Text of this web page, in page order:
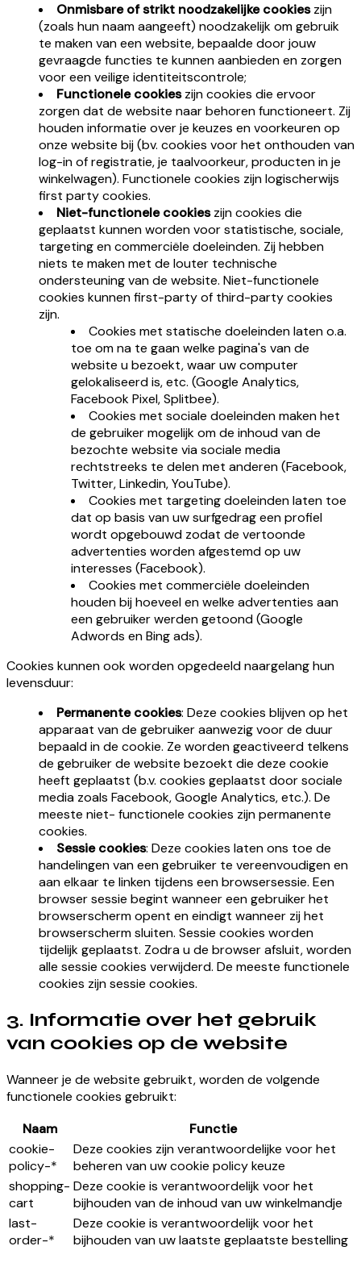
Onmisbare of strikt noodzakelijke cookieszijn
(zoals hun naam aangeeft) noodzakelijk om gebruik
te maken van een website, bepaalde door jouw
gevraagde functies te kunnen aanbieden en zorgen
voor een veilige identiteitscontrole;
Functionele cookieszijn cookies die ervoor
zorgen dat de website naar behoren functioneert. Zij
houden informatie over je keuzes en voorkeuren op
onze website bij (bv. cookies voor het onthouden van
log-in of registratie, je taalvoorkeur, producten in je
winkelwagen). Functionele cookies zijn logischerwijs
first party cookies.
Niet-functionele cookieszijn cookies die
geplaatst kunnen worden voor statistische, sociale,
targeting en commerciële doeleinden. Zij hebben
niets te maken met de louter technische
ondersteuning van de website. Niet-functionele
cookies kunnen first-party of third-party cookies
zijn.
Cookies met statische doeleinden laten o.a.
toe om na te gaan welke pagina's van de
website u bezoekt, waar uw computer
gelokaliseerd is, etc. (Google Analytics,
Facebook Pixel, Splitbee).
Cookies met sociale doeleinden maken het
de gebruiker mogelijk om de inhoud van de
bezochte website via sociale media
rechtstreeks te delen met anderen (Facebook,
Twitter, Linkedin, YouTube).
Cookies met targeting doeleinden laten toe
dat op basis van uw surfgedrag een profiel
wordt opgebouwd zodat de vertoonde
advertenties worden afgestemd op uw
interesses (Facebook).
Cookies met commerciële doeleinden
houden bij hoeveel en welke advertenties aan
een gebruiker werden getoond (Google
Adwords en Bing ads).
Cookies kunnen ook worden opgedeeld naargelang hun
levensduur:
Permanente cookies: Deze cookies blijven op het
apparaat van de gebruiker aanwezig voor de duur
bepaald in de cookie. Ze worden geactiveerd telkens
de gebruiker de website bezoekt die deze cookie
heeft geplaatst (b.v. cookies geplaatst door sociale
media zoals Facebook, Google Analytics, etc.). De
meeste niet- functionele cookies zijn permanente
cookies.
Sessie cookies: Deze cookies laten ons toe de
handelingen van een gebruiker te vereenvoudigen en
aan elkaar te linken tijdens een browsersessie. Een
browser sessie begint wanneer een gebruiker het
browserscherm opent en eindigt wanneer zij het
browserscherm sluiten. Sessie cookies worden
tijdelijk geplaatst. Zodra u de browser afsluit, worden
alle sessie cookies verwijderd. De meeste functionele
cookies zijn sessie cookies.
3. Informatie over het gebruik
van cookies op de website
Wanneer je de website gebruikt, worden de volgende
functionele cookies gebruikt:
Naam
Functie
cookie-
policy-*
Deze cookies zijn verantwoordelijke voor het
beheren van uw cookie policy keuze
shopping-
cart
Deze cookie is verantwoordelijk voor het
bijhouden van de inhoud van uw winkelmandje
last-
order-*
Deze cookie is verantwoordelijk voor het
bijhouden van uw laatste geplaatste bestelling